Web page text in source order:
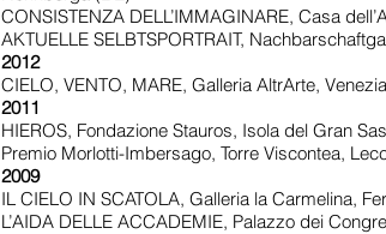
CONSISTENZA DELL’IMMAGINARE, Casa
AKTUELLE SELBTSPORTRAIT,
2012
CIELO, VENTO, MARE, Galleria AltrArte, Venezia
2011
HIEROS, Fondazione Stauros, Isola del Gran
Premio Morlotti-Imbersago, Torre Viscontea,
2009
IL CIELO IN SCATOLA, Galleria la Carmelina,
L’AIDA DELLE ACCADEMIE, Palazzo dei